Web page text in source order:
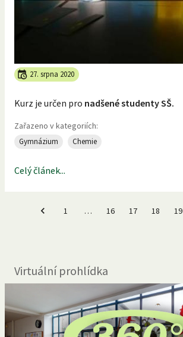
27. srpna 2020
Kurz je určen pro nadšené studenty SŠ.
Zařazeno v kategoriích:
Gymnázium Chemie
Celý článek...
1 … 16 17 18 19
Virtuální prohlídka